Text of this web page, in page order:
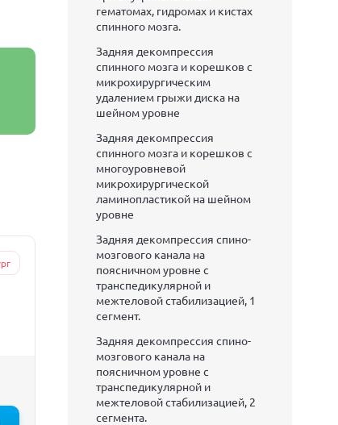
гематомах, гидромах и кистах
спинного мозга.
Задняя декомпрессия
спинного мозга и корешков с
микрохирургическим
удалением грыжи диска на
шейном уровне
Задняя декомпрессия
спинного мозга и корешков с
многоуровневой
микрохирургической
ламинопластикой на шейном
уровне
Задняя декомпрессия спино-
мозгового канала на
поясничном уровне с
транспедикулярной и
межтеловой стабилизацией, 1
сегмент.
Задняя декомпрессия спино-
мозгового канала на
поясничном уровне с
транспедикулярной и
межтеловой стабилизацией, 2
сегмента.